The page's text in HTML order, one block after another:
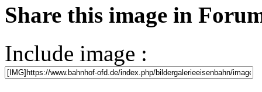
Share this image in
Include image :